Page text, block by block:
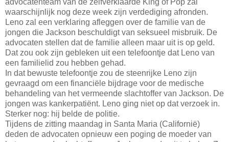
advocatenteam van de zelfverklaarde King of Pop zal
waarschijnlijk nog deze week zijn verdediging afronden.
Leno zal een verklaring afleggen over de familie van de
jongen die Jackson beschuldigt van seksueel misbruik. De
advocaten stellen dat de familie alleen maar uit is op geld.
Dat zou ook zijn gebleken uit een telefoontje dat Leno van
een familielid zou hebben gehad.
In dat bewuste telefoontje zou de steenrijke Leno zijn
gevraagd om een financiële bijdrage voor de medische
behandeling van het vermeende slachtoffer van Jackson. De
jongen was kankerpatiënt. Leno ging niet op dat verzoek in.
Sterker nog: hij belde de politie.
Tijdens de zitting maandag in Santa Maria (Californië)
deden de advocaten opnieuw een poging de moeder van